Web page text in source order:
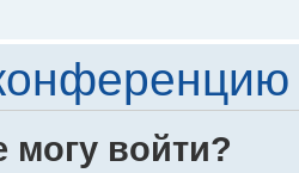
могу войти?